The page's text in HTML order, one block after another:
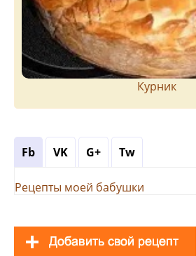
Курник
Fb VK G+ Tw
Рецепты моей бабушки